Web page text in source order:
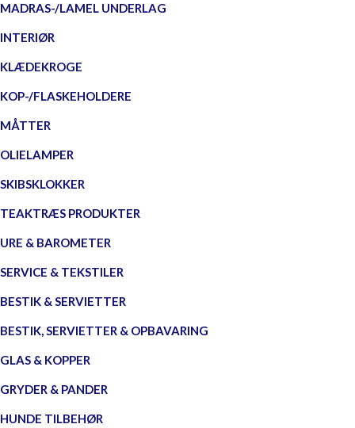
MADRAS-/LAMEL UNDERLAG
INTERIØR
KLÆDEKROGE
KOP-/FLASKEHOLDERE
MÅTTER
OLIELAMPER
SKIBSKLOKKER
TEAKTRÆS PRODUKTER
URE & BAROMETER
SERVICE & TEKSTILER
BESTIK & SERVIETTER
BESTIK, SERVIETTER & OPBAVARING
GLAS & KOPPER
GRYDER & PANDER
HUNDE TILBEHØR